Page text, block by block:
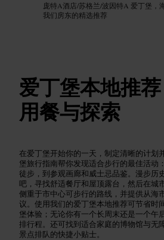
庞特A酒店/苏格兰/波因特A 爱丁堡，
我们房东的精选推荐
爱丁堡本地推荐
用餐与探索
在爱丁堡开始你的一天，制定清晰的计划
堡旅行指南帮你发现适合步行的最佳活动
徒步，到参观画廊和威士忌品鉴。漫步历
吧，寻找舒适餐厅和屋顶露台，然后在城
侧重于市中心可步行的路线，并提供从海
议。使用我们的爱丁堡本地推荐可节省时
堡体验；无论你有一个长周末还是一个午
排行程。还可找到适合家庭的博物馆与无
景点排队的快捷小贴士。